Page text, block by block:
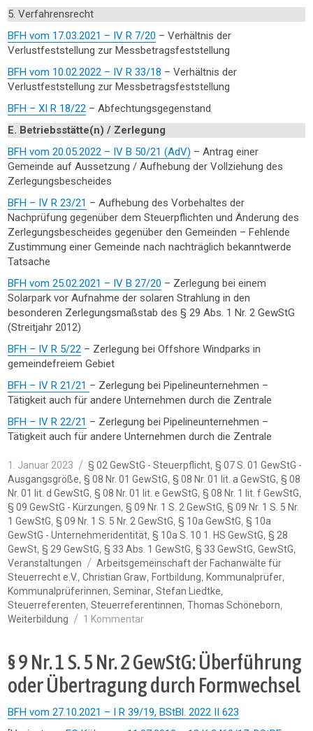
5. Verfahrensrecht
BFH vom 17.03.2021 – IV R 7/20 – Verhältnis der
Verlustfeststellung zur Messbetragsfeststellung
BFH vom 10.02.2022 – IV R 33/18 – Verhältnis der
Verlustfeststellung zur Messbetragsfeststellung
BFH – XI R 18/22 – Abfechtungsgegenstand
E. Betriebsstätte(n) / Zerlegung
BFH vom 20.05.2022 – IV B 50/21 (AdV) – Antrag einer
Gemeinde auf Aussetzung / Aufhebung der Vollziehung des
Zerlegungsbescheides
BFH – IV R 23/21 – Aufhebung des Vorbehaltes der
Nachprüfung gegenüber dem Steuerpflichten und Änderung des
Zerlegungsbescheides gegenüber den Gemeinden – Fehlende
Zustimmung einer Gemeinde nach nachträglich bekanntwerde
Tatsache
BFH vom 25.02.2021 – IV B 27/20 – Zerlegung bei einem
Solarpark vor Aufnahme der solaren Strahlung in den
besonderen Zerlegungsmaßstab des § 29 Abs. 1 Nr. 2 GewStG
(Streitjahr 2012)
BFH – IV R 5/22 – Zerlegung bei Offshore Windparks in
gemeindefreiem Gebiet
BFH – IV R 21/21 – Zerlegung bei Pipelineunternehmen –
Tätigkeit auch für andere Unternehmen durch die Zentrale
BFH – IV R 22/21 – Zerlegung bei Pipelineunternehmen –
Tätigkeit auch für andere Unternehmen durch die Zentrale
Veröffentlicht
am
1. Januar 2023 Kategorien
§ 02 GewStG - Steuerpflicht,§ 07 S. 01 GewStG -
Ausgangsgröße,§ 08 Nr. 01 GewStG,§ 08 Nr. 01 lit. a GewStG,§ 08
Nr. 01 lit. d GewStG,§ 08 Nr. 01 lit. e GewStG,§ 08 Nr. 1 lit. f GewStG,
§ 09 GewStG - Kürzungen,§ 09 Nr. 1 S. 2 GewStG,§ 09 Nr. 1 S. 5 Nr.
1 GewStG,§ 09 Nr. 1 S. 5 Nr. 2 GewStG,§ 10a GewStG,§ 10a
GewStG - Unternehmeridentität,§ 10a S. 10 1. HS GewStG,§ 28
GewSt,§ 29 GewStG,§ 33 Abs. 1 GewStG,§ 33 GewStG,GewStG,
Veranstaltungen Schlagwörter
Arbeitsgemeinschaft der Fachanwälte für
Steuerrecht e.V.,Christian Graw,Fortbildung,Kommunalprüfer,
Kommunalprüferinnen,Seminar,Stefan Liedtke,
Steuerreferenten,Steuerreferentinnen,Thomas Schöneborn,
Weiterbildung 1 Kommentarzu
2023
online
für
§ 9 Nr. 1 S. 5 Nr. 2 GewStG: Überführung
oder Übertragung durch Formwechsel
BFH vom 27.10.2021 – I R 39/19, BStBl. 2022 II 623